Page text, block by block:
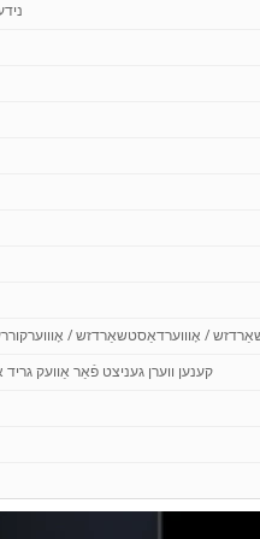
/ אָוווערדאַסטשאַרדזש /
קענען ווערן געניצט פֿאַר אַוועק